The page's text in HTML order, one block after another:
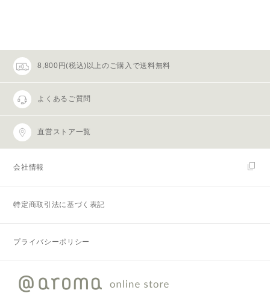
8,800円(税込)以上のご購入で送料無料
よくあるご質問
直営ストア一覧
会社情報
特定商取引法に基づく表記
プライバシーポリシー